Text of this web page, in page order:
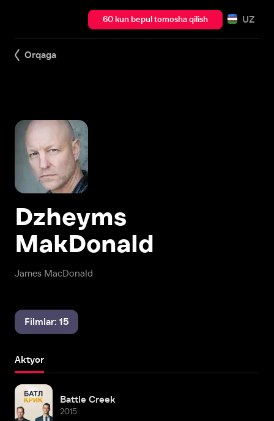
60 kun bepul tomosha qilish UZ
Orqaga
James MacDonald
Dzheyms
MakDonald
Filmlar: 15
Aktyor
Battle Creek
2015